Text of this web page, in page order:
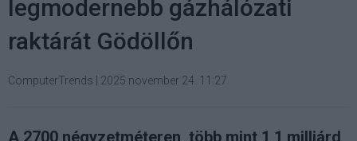
legmodernebb gázhálózati
raktárát Gödöllőn
ComputerTrends 2025 november 24. 11:27
A 2700 négyzetméteren, több mint 1,1 milliárd